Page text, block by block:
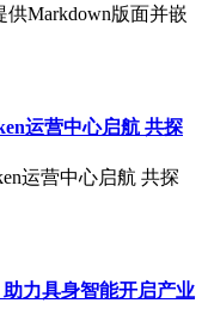
供Markdown版面并嵌
运营中心启航 共探
运营中心启航 共探
力具身智能开启产业